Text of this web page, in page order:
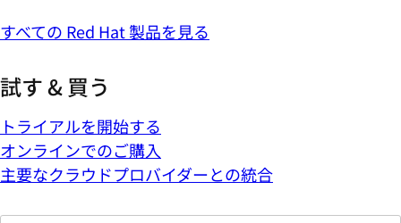
すべての Red Hat 製品を見る
試す & 買う
トライアルを開始する
オンラインでのご購入
主要なクラウドプロバイダーとの統合